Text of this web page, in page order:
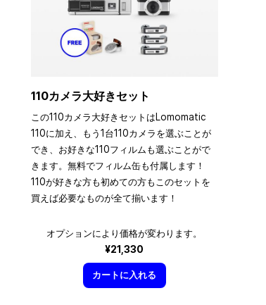
110カメラ大好きセット
この110カメラ大好きセットはLomomatic
110に加え、もう1台110カメラを選ぶことが
でき、お好きな110フィルムも選ぶことがで
きます。無料でフィルム缶も付属します！
110が好きな方も初めての方もこのセットを
買えば必要なものが全て揃います！
オプションにより価格が変わります。
¥21,330
カートに入れる